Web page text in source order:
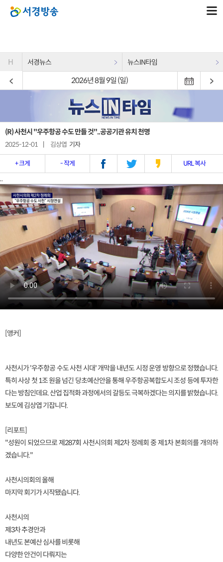
H 서경뉴스 뉴스IN타임
2026년 8월 9일 (일)
(R) 사천시 "우주항공 수도 만들 것"..공공기관 유치 천명
2025-12-01 김상엽 기자
+ 크게 - 작게 URL 복사
..
[앵커]
사천시가 '우주항공 수도 사천 시대' 개막을 내년도 시정 운영 방향으로 정했습니다.
특히 사상 첫 1조 원을 넘긴 당초예산안을 통해 우주항공복합도시 조성 등에 투자한
다는 방침인데요. 산업 집적화 과정에서의 갈등도 극복하겠다는 의지를 밝혔습니다.
보도에 김상엽 기잡니다.
[리포트]
"성원이 되었으므로 제287회 사천시의회 제2차 정례회 중 제1차 본회의를 개의하
겠습니다."
사천시의회의 올해
마지막 회기가 시작됐습니다.
사천시의
제3차 추경안과
내년도 본예산 심사를 비롯해
다양한 안건이 다뤄지는